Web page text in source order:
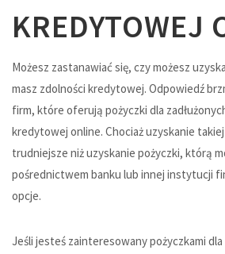
KREDYTOWEJ
Możesz zastanawiać się, czy możesz
masz zdolności kredytowej. Odpowiedź
firm, które oferują pożyczki dla
kredytowej online. Chociaż uzyskanie
trudniejsze niż uzyskanie pożyczki, którą
pośrednictwem banku lub innej instytucji
opcje.
Jeśli jesteś zainteresowany pożyczkami dla